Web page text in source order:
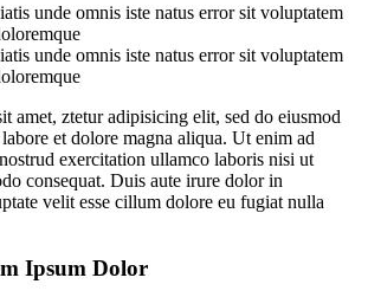
unde omnis iste natus error sit voluptatem
unde omnis iste natus error sit voluptatem
amet, ztetur adipisicing elit, sed do eiusmod
et dolore magna aliqua. Ut enim ad
exercitation ullamco laboris nisi ut
consequat. Duis aute irure dolor in
velit esse cillum dolore eu fugiat nulla
Ipsum Dolor